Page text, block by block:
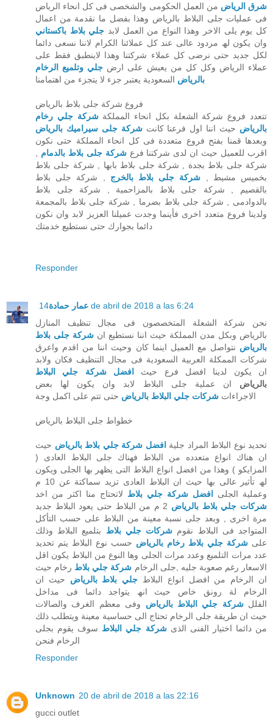
شرق الرياض من العمل الحكومى والشخصى فى كل انحاء الرياض
فى عمليات جلى البلاط بالرياض وھذا بفضل ما نقدمة من اعمال
كل يوم يلى الاخر وھذا النواع من العمل لابد جلي بلاط باكستاني
وان يكون لھ مردود عالى عند كل عملائنا الكرام لاننا نسعى دائما
لكل جديد حتى نرضى كل عملاء شركتنا وھذا لاينطبق فقط على
عملاء الرياض وكل كل من يعيش على ارض جلي وتلميع الرخام
بالرياض السعودية يعتبر جزء لا يتجزء من اھتمامنا
فروع شركة جلى بلاط بالرياض
تتعدد فروع شركة الشعلة بكل انحاء المملكةشركة جلي رخام
بالرياض حيث اننا اول فرعنا كانتشركة جلى سيراميك بالرياض
وبعدھا قمنا بفتح فروع متعددة فى كل انحاء المملكة حتى نكون
اقرب للعميل حيث ان لدى شركتنا فرعشركة جلى بلاط بالدمام
شركة جلى بلاط بجدة , شركة جلى بلاط بابھا , شركة جلى بلاط
بخميس مشيط , شركة جلى بلاط بالخرج , شركة جلى بلاط
بالقصيم , شركة جلى بلاط بالمزاحمية , شركة جلى بلاط
بالدوادمى , شركة جلى بلاط بضرما , شركة جلى بلاط بالمجمعة
ولدينا فروع متعدد اخرى فأينما وجدت عميلنا العزيز لابد وان نكون
دائما بجوارك حتى نستطيع خدمتك
Responder
عمار حمادة 14 de abril de 2018 a las 6:24
نحن شركة الشعلة المتخصصون فى مجال تنظيف المنازل
بالرياض وبكل مدن المملكة حيث اننا نستطيع ان شركة جلى بلاط
بالرياض نتواصل مع العميل اينما كان وحيث اننا من اقدم واعرق
شركات الممكلة العربية السعودية فى مجال التنظيف فكان ولابد
ان يكون لدينا افضل فرع حيث
افضل شركة جلي البلاط
بالرياض ان عملية جلى البلاط لابد وان يكون لھا بعض
الاجراءات شركات جلي البلاط بالرياض حتى تتم على اكمل وجة
خطواط جلى البلاط بالرياض
تحديد نوع البلاط المراد جلية افضل شركة جلي بلاط بالرياض حيث
ان ھناك انواع متعدده من البلاط فھناك جلى البلاط العادى (
المزايكو ) وھذا من افضل انواع البلاط التى يظھر بھا الجلى ويكون
لھ تأثير عالى بھا حيث ان البلاط العادى تزيد سماكتة عن 10 م
وعملية الجلى
افضل شركة جلي بلاط لاتحتاج منا اكثر من اخد
شركات جلي بلاط بالرياض
2 م من البلاط حتى يعود البلاط جديد
مرة اخرى , وبعد جلى نسبة معينة من البلاط على حسب التأكل
المتواجد فى البلاط نقوم شركات جلي بلاط بتلميع البلاط وذلك
على شركة جلي بلاط رخام بالرياض حسب نوع البلاط يتم تحديد
عدد مرات التلميع وعدد مرات الجلى وھا النوع من البلاط يكون اقل
الاسعار رغم صعوبة جليه ,جلى الرخام شركة جلي بلاط رخام حيث
ان الرخام من افضل انواع البلاط جلي بلاط بالرياض حيث ان
الرخام لة رونق خاص حيث انھ يتواجد دائما فى مداخل
الفللشركة جلي البلاط بالرياض وفى معظم الغرف والصالات
حيث ان طريقة جلى الرخام تحتاج الى حساسية معينة ويتطلب ذلك
من دائما اختيار الفنى الذىشركة جلي البلاط سوف يقوم بجلى
الرخام فنحن
Responder
Unknown 20 de abril de 2018 a las 22:16
gucci outlet